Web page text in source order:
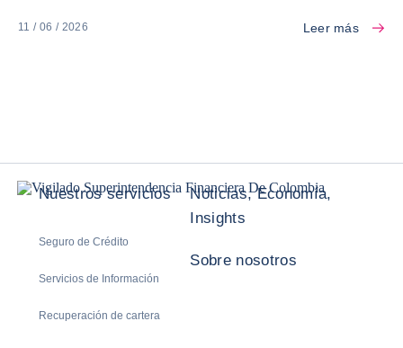
11 / 06 / 2026 Leer más
Nuestros servicios
Seguro de Crédito
Servicios de Información
Recuperación de cartera
Noticias, Economía,
Insights
Sobre nosotros